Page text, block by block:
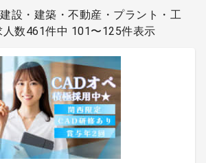
設・建築・不動産・プラント・工
数461件中 101〜125件表示